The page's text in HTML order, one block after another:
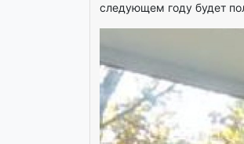
следующем году будет